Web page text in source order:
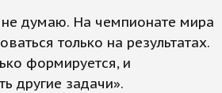
думаю. На чемпионате мира
только на результатах.
формируется, и
другие задачи».